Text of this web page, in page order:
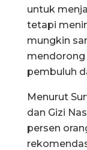
untuk
tetapi
mungkin
mendorong
pembuluh
Menurut
dan Gizi
persen